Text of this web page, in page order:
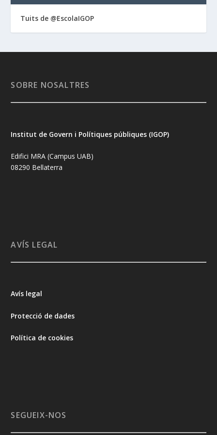
Tuits de @EscolaIGOP
SOBRE NOSALTRES
Institut de Govern i Polítiques públiques (IGOP)
Edifici MRA (Campus UAB)
08290 Bellaterra
AVÍS LEGAL
Avís legal
Protecció de dades
Política de cookies
SEGUEIX-NOS